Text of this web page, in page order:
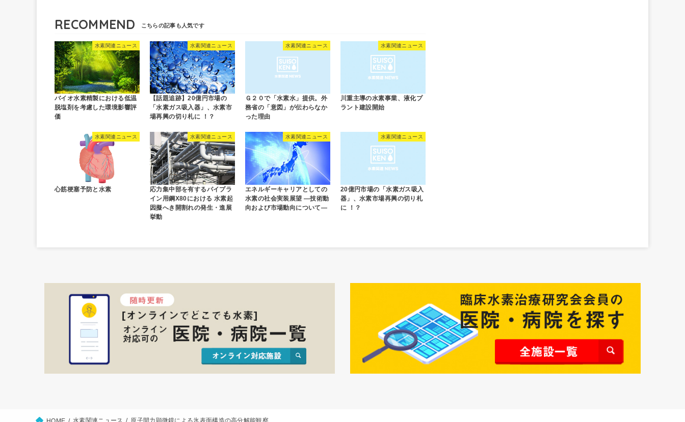
RECOMMEND
水素関連ニュース
バイオ水素精製における低温
脱塩剤を考慮した環境影響評
価
水素関連ニュース
【話題追跡】20億円市場の
「水素ガス吸入器」、水素市
場再興の切り札に ！？
水素関連ニュース
Ｇ２０で「水素水」提供。外
務省の「意図」が伝わらなか
った理由
水素関連ニュース
川重主導の水素事業、液化プ
ラント建設開始
水素関連ニュース
心筋梗塞予防と水素
水素関連ニュース
応力集中部を有するパイプラ
イン用鋼X80における 水素起
因擬へき開割れの発生・進展
挙動
水素関連ニュース
エネルギーキャリアとしての
水素の社会実装展望 ―技術動
向および市場動向について―
水素関連ニュース
20億円市場の「水素ガス吸入
器」、水素市場再興の切り札
に ！？
水素関連ニュース 原子間力顕微鏡による氷表面構造の高分解能観察